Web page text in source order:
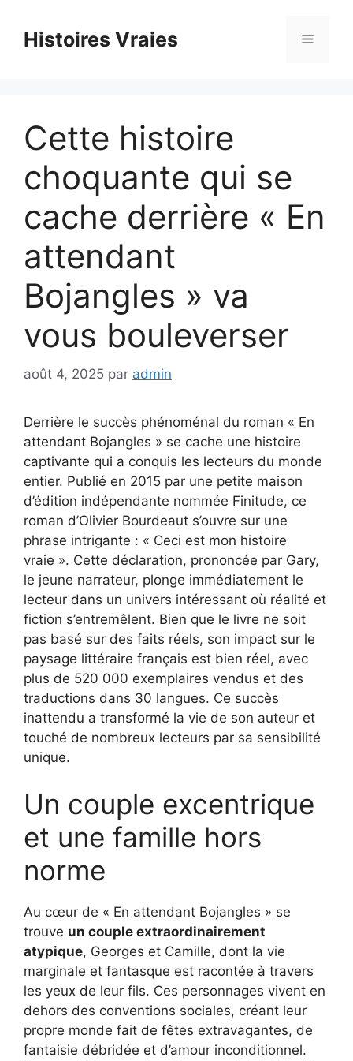
contenuHistoires Vraies Menu
Cette histoire
choquante qui se
cache derrière « En
attendant
Bojangles » va
vous bouleverser
août 4, 2025 par admin
Derrière le succès phénoménal du roman « En
attendant Bojangles » se cache une histoire
captivante qui a conquis les lecteurs du monde
entier. Publié en 2015 par une petite maison
d’édition indépendante nommée Finitude, ce
roman d’Olivier Bourdeaut s’ouvre sur une
phrase intrigante : « Ceci est mon histoire
vraie ». Cette déclaration, prononcée par Gary,
le jeune narrateur, plonge immédiatement le
lecteur dans un univers intéressant où réalité et
fiction s’entremêlent. Bien que le livre ne soit
pas basé sur des faits réels, son impact sur le
paysage littéraire français est bien réel, avec
plus de 520 000 exemplaires vendus et des
traductions dans 30 langues. Ce succès
inattendu a transformé la vie de son auteur et
touché de nombreux lecteurs par sa sensibilité
unique.
Un couple excentrique
et une famille hors
norme
Au cœur de « En attendant Bojangles » se
trouve un couple extraordinairement
atypique, Georges et Camille, dont la vie
marginale et fantasque est racontée à travers
les yeux de leur fils. Ces personnages vivent en
dehors des conventions sociales, créant leur
propre monde fait de fêtes extravagantes, de
fantaisie débridée et d’amour inconditionnel.